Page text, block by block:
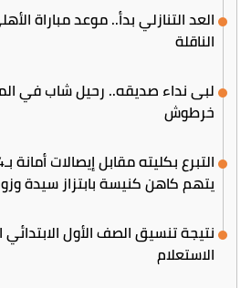
العد التنازلي بدأ.. موعد مباراة
الناقلة
لبى نداء صديقه.. رحيل شاب في
خرطوش
يتهم كاهن كنيسة بابتزاز سيدة
الاستعلام